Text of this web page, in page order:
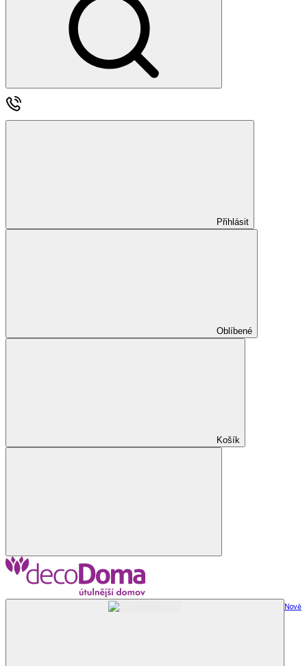
Přihlásit
Oblíbené
Košík
Nově